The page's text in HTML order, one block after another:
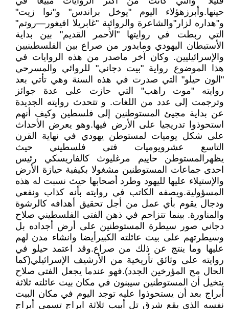
حينها.وأبرزهؤلاء اليوم "يوخل براندس" و"نوا زيت"
و"هداره لزار"والشاعرة والروائية "غابريلا افيغور—روتم"
التي ربطت في روايتها "الأحمر القديم" بين بداية
الأستيطان اليهودي ومايدور من صراع بين الفلسطينيين
والإسرائيليين. وكان آخر ماصدر من هذه الروايات في
هذا الموضوع رواية "بيت دجاني" للروائي والمسرحي
"الون حيلو" التي صدرت في هذه السنة وهي تأتي بعد
روايته "موت راهب" التي حازت على عدة جوائز
وترجمت إلى عدد من اللغات. و تتحدث روايته الجديدة
عن بداية مجيئ المستوطنين إلى فلسطين وكيف أنهم
استحوذوا تدريجيا على الأرض فيها.وهو يعرض الأحداث
على شكل يوميات لمستوطن يهودي في نهاية القرن
التاسع عشرويوميات فتى فلسطيني حيث
يظهرالمستوطن حاييم مرغليوث كالفاريسكي رئيس
احدى جماعات المستوطنين مشغولا بكيفية حيازة الأرض
والإستيلاء عليها لليهود وطرد أصحابها حيث نسبت له هذه
المسؤولية.ويصفه الكاتب في روايته بأنه كذاب ونفعي
ودجال يقوم بأي عمل من أجل تحقيق أهدافه كالرشوة
والمناورة. بينما تتزاحم في ذهن الفتى الفلسطيني صلاح
دجاني صور سيطرة المستوطنين على أرض أجداده بل
وسيطرتهم على بيت عائلته الكبيرأيضا وانشاء مدن لهم
عليها وما ينتج عن ذلك من صراع.وقد اعتمد حيلو في
روايته على وثائق تأريخية من الأرشيف الإسرائيلي(كما
الحال مح المؤرخين الجدد).فهو عندما يجعل الفتى صلاح
يتخيل أن المستوطنين سيبنون في مكان بيت عائلته ثلاثة
أبراج بعد أن يستحوذوا عليه توجد اليوم في مكان البيت
نفسه الذي يقع شرق تل أبيب ثلاثة ابراج تسمى أبراج